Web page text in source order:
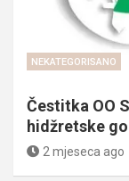
NEKATEGORISANO
Čestitka OO
hidžretske
2 mjeseca ago